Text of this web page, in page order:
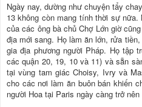
Ngày nay, dường như chuyện tẩy
13 không còn mang tính thời sự
của các ông bà chủ Chợ Lớn giờ
địa mới sang. Họ làm ăn lớn, rửa
gia địa phương người Pháp. Họ tập
các quận 20, 19, 10 và 11) và sẵn
tại vùng tam giác Choisy, Ivry và
cho các nơi làm ăn buôn bán khiến
người Hoa tại Paris ngày càng trở nên